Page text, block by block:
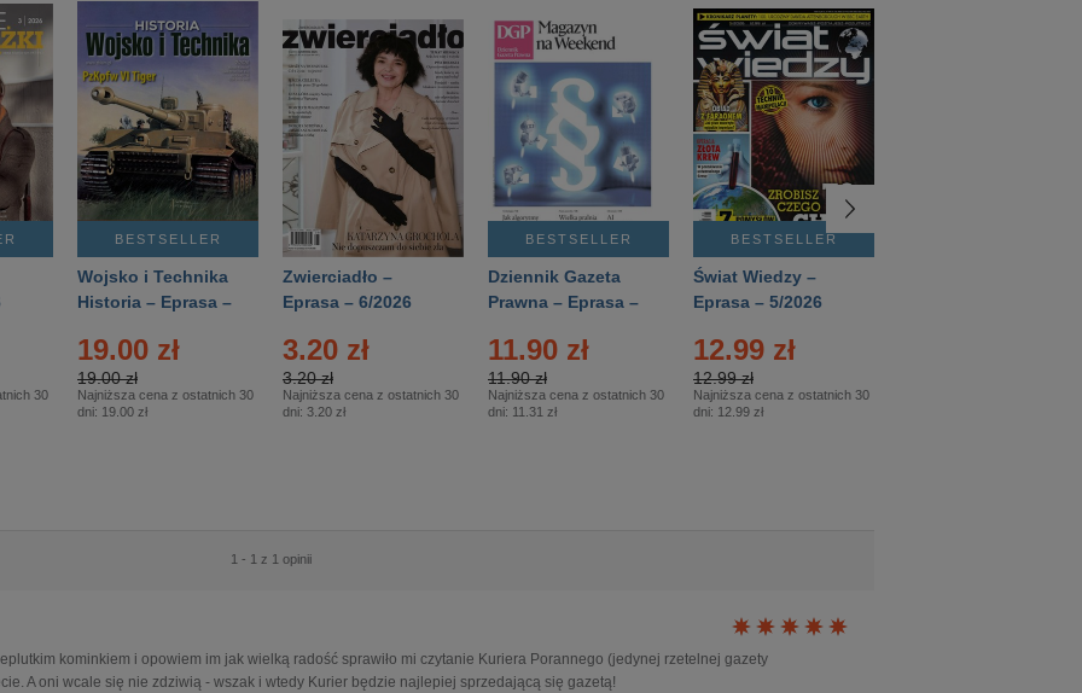
30
BESTSELLER
Wojsko i Technika
Historia – Eprasa –
19.00 zł
19.00 zł
Najniższa cena z ostatnich 30
dni: 19.00 zł
Zwierciadło –
Eprasa – 6/2026
3.20 zł
3.20 zł
Najniższa cena z ostatnich 30
dni: 3.20 zł
BESTSELLER
Dziennik Gazeta
Prawna – Eprasa –
11.90 zł
11.90 zł
Najniższa cena z ostatnich 30
dni: 11.31 zł
BESTSELLER
Świat Wiedzy –
Eprasa – 5/2026
12.99 zł
12.99 zł
Najniższa cena z ostatnich 30
dni: 12.99 zł
1 - 1 z 1 opinii
kominkiem i opowiem im jak wielką radość sprawiło mi czytanie Kuriera Porannego (jedynej rzetelnej gazety
A oni wcale się nie zdziwią - wszak i wtedy Kurier będzie najlepiej sprzedającą się gazetą!